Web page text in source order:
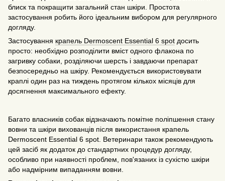
блиск та покращити загальний стан шкіри. Простота
застосування робить його ідеальним вибором для регулярного
догляду.
Застосування крапель Dermoscent Essential 6 spot досить
просто: необхідно розподілити вміст одного флакона по
загривку собаки, розділяючи шерсть і завдаючи препарат
безпосередньо на шкіру. Рекомендується використовувати
краплі один раз на тиждень протягом кількох місяців для
досягнення максимального ефекту.
Багато власників собак відзначають помітне поліпшення стану
вовни та шкіри вихованців після використання крапель
Dermoscent Essential 6 spot. Ветеринари також рекомендують
цей засіб як додаток до стандартних процедур догляду,
особливо при наявності проблем, пов'язаних із сухістю шкіри
або надмірним випаданням вовни.